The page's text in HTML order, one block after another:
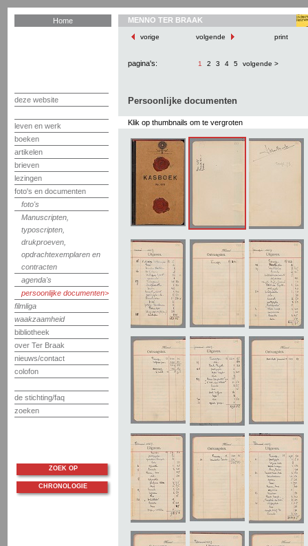
Home
deze website
leven en werk
boeken
artikelen
brieven
lezingen
foto's en documenten
foto's
Manuscripten,
typoscripten,
drukproeven,
opdrachtexemplaren en
contracten
agenda's
persoonlijke documenten
filmliga
waakzaamheid
bibliotheek
over Ter Braak
nieuws/contact
colofon
de stichting/faq
zoeken
MENNO TER BRAAK
vorige volgende print
pagina's: 1 2 3 4 5 volgende >
Persoonlijke documenten
Klik op thumbnails om te vergroten
ZOEK OP
CHRONOLOGIE